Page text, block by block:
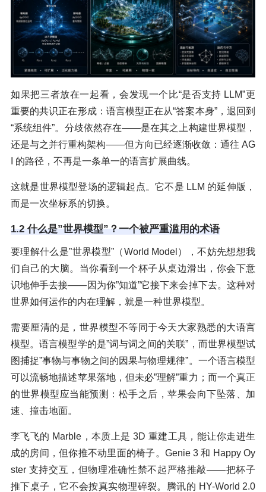
如果把三者放在一起看，会发现一个比“是否支持 LLM”更
重要的共识正在形成：语言模型正在从“答案本身”，退回到
“系统组件”。分歧依然存在——是在其之上构建世界模型，
还是与之并行重构架构——但方向已经逐渐收敛：通往 AG
I 的路径，不再是一条单一的语言扩展曲线。
这就是世界模型登场的逻辑起点。它不是 LLM 的延伸版，
而是一次坐标系的切换。
1.2 什么是”世界模型”？一个被严重滥用的术语
要理解什么是”世界模型”（World Model），不妨先想想我
们自己的大脑。当你看到一个杯子从桌边滑出，你会下意
识地伸手去接——因为你”知道”它接下来会掉下去。这种对
世界如何运作的内在理解，就是一种世界模型。
需要厘清的是，世界模型不等同于今天大家熟悉的大语言
模型。语言模型学的是”词与词之间的关联”，而世界模型试
图捕捉”事物与事物之间的因果与物理规律”。一个语言模型
可以流畅地描述苹果落地，但未必”理解”重力；而一个真正
的世界模型应当能预测：松手之后，苹果会向下坠落、加
速、撞击地面。
李飞飞的 Marble，本质上是 3D 重建工具，能让你走进生
成的房间，但你推不动里面的椅子。Genie 3 和 Happy Oy
ster 支持交互，但物理准确性禁不起严格推敲——把杯子
推下桌子，它不会按真实物理碎裂。腾讯的 HY-World 2.0